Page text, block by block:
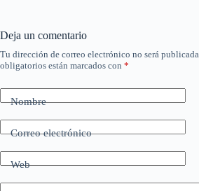
Deja un comentario
Tu dirección de correo electrónico no será publicada.
obligatorios están marcados con *
Nombre
Correo electrónico
Web